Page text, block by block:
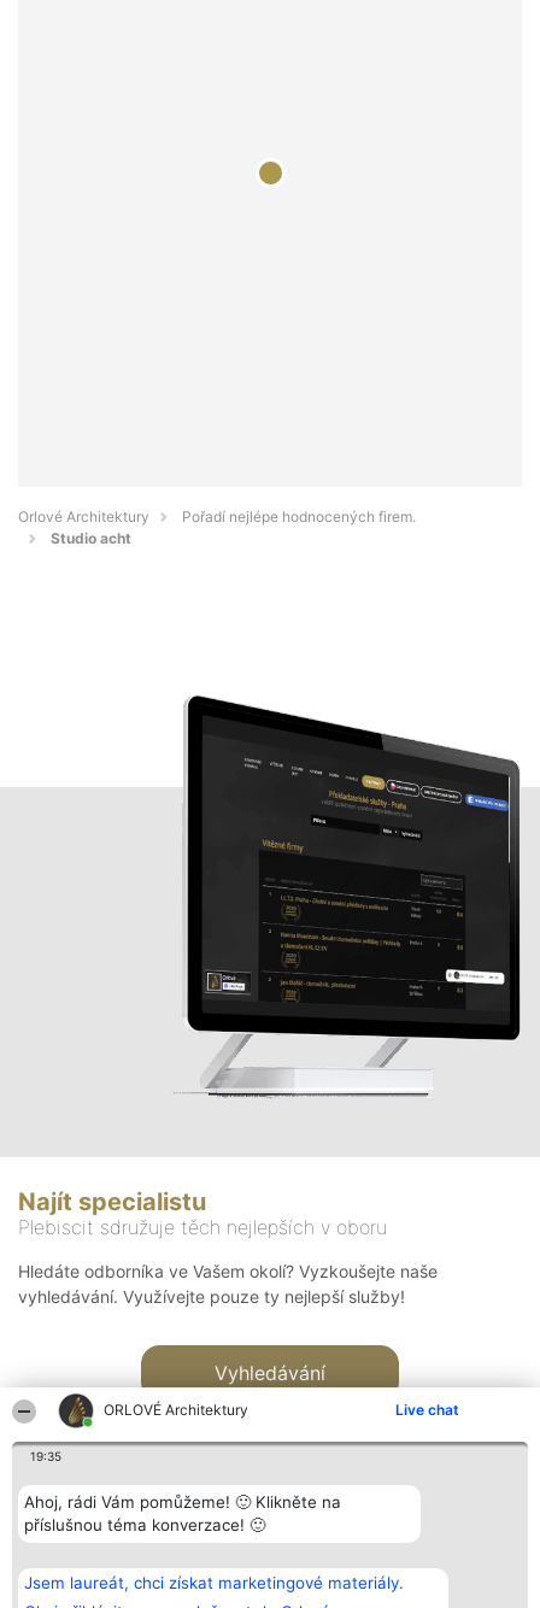
ORLOVÉ Architektury Live chat
19:35
Ahoj, rádi Vám pomůžeme! 🙂 Klikněte na
příslušnou téma konverzace! 🙂
Jsem laureát, chci získat marketingové materiály.
Orlové Architektury
Pořadí nejlépe hodnocených firem.
Studio acht
Najít specialistu
Plebiscit sdružuje těch nejlepších v oboru
Hledáte odborníka ve Vašem okolí? Vyzkoušejte naše
vyhledávání. Využívejte pouze ty nejlepší služby!
Vyhledávání
Bright Side Solutions sp. z o.
o. sp. k.
ul. Ruska 22
Vítězové
Seznam všech
laureátů
Kontakt